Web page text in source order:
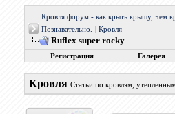
Кровля форум - как крыть крышу, чем
Познавательно.
Кровля
Ruflex super rocky
Регистрация Галерея
Кровля Статьи по кровлям,